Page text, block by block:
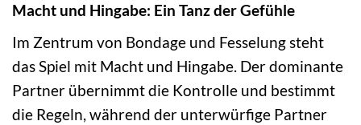
Macht und Hingabe: Ein Tanz der Gefühle
Im Zentrum von Bondage und Fesselung steht
das Spiel mit Macht und Hingabe. Der dominante
Partner übernimmt die Kontrolle und bestimmt
die Regeln, während der unterwürfige Partner